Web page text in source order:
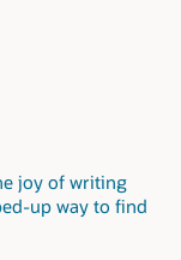
joy of writing
up way to find